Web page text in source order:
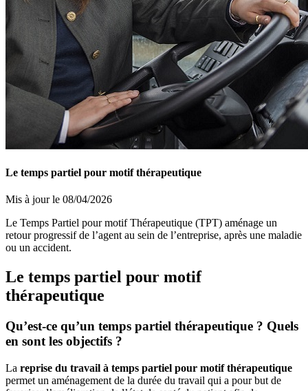
Le temps partiel pour motif thérapeutique
Mis à jour le 08/04/2026
Le Temps Partiel pour motif Thérapeutique (TPT) aménage un
retour progressif de l’agent au sein de l’entreprise, après une maladie
ou un accident.
Le temps partiel pour motif
thérapeutique
Qu’est-ce qu’un temps partiel thérapeutique ? Quels
en sont les objectifs ?
La reprise du travail à temps partiel pour motif thérapeutique
permet un aménagement de la durée du travail qui a pour but de